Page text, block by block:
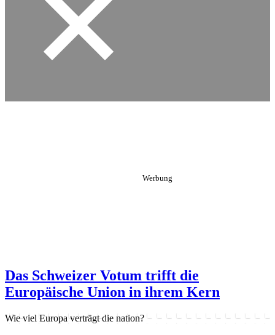
Das Schweizer Votum trifft die
Europäische Union in ihrem Kern
Wie viel Europa verträgt die nation?